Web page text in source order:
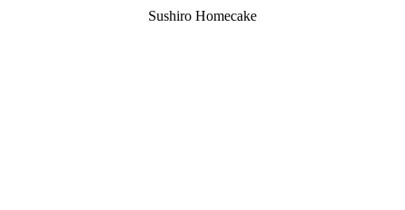
Sushiro Homecake